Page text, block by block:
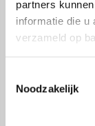
partners
informatie die u
verzameld op
Noodzakelijk
BODEMLIJM
10,00 METER MET